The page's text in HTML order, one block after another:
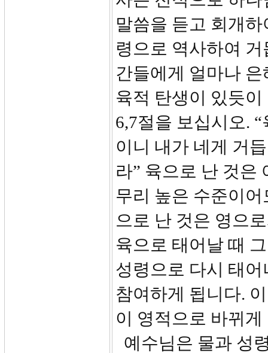
말씀을 듣고 회개
령으로 역사하여
간들에게 얼마나
육적 탄생이 있듯
6,7절을 보십시오.
이니 내가 네게 거
라” 육으로 난 것은
무리 높은 수준이
으로 난 것은 영으
육으로 태어날 때
성령으로 다시 태
참여하게 됩니다.
이 영적으로 바뀌게
예수님은 물과 성